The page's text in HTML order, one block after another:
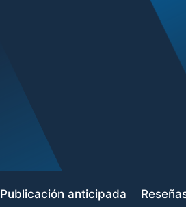
Publicación anticipada